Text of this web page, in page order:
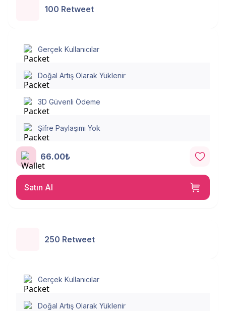
100 Retweet
Gerçek Kullanıcılar
Doğal Artış Olarak Yüklenir
3D Güvenli Ödeme
Şifre Paylaşımı Yok
66.00₺
Satın Al
250 Retweet
Gerçek Kullanıcılar
Doğal Artış Olarak Yüklenir